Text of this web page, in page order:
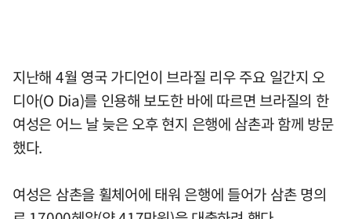
지난해 4월 영국 가디언이 브라질 리우 주요 일간지 오
디아(O Dia)를 인용해 보도한 바에 따르면 브라질의 한
여성은 어느 날 늦은 오후 현지 은행에 삼촌과 함께 방문
했다.
여성은 삼촌을 휠체어에 태워 은행에 들어가 삼촌 명의